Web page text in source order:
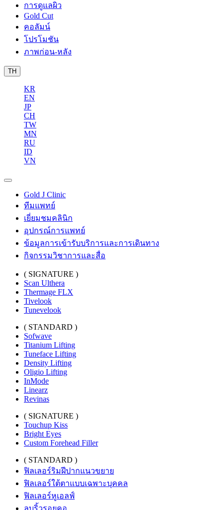
การดูแลผิว
Gold Cut
คอลัมน์
โปรโมชัน
ภาพก่อน-หลัง
TH
KR
EN
JP
CH
TW
MN
RU
ID
VN
Gold J Clinic
ทีมแพทย์
เยี่ยมชมคลินิก
อุปกรณ์การแพทย์
ข้อมูลการเข้ารับบริการและการเดินทาง
กิจกรรมวิชาการและสื่อ
( SIGNATURE )
Scan Ulthera
Thermage FLX
Tivelook
Tunevelook
( STANDARD )
Sofwave
Titanium Lifting
Tuneface Lifting
Density Lifting
Oligio Lifting
InMode
Linearz
Revinas
( SIGNATURE )
Touchup Kiss
Bright Eyes
Custom Forehead Filler
( STANDARD )
ฟิลเลอร์ริมฝีปากแนวขยาย
ฟิลเลอร์ใต้ตาแบบเฉพาะบุคคล
ฟิลเลอร์หูเอลฟ์
ลบริ้วรอยคอ